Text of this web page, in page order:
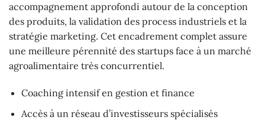
accompagnement approfondi autour de la conception
des produits, la validation des process industriels et la
stratégie marketing. Cet encadrement complet assure
une meilleure pérennité des startups face à un marché
agroalimentaire très concurrentiel.
Coaching intensif en gestion et finance
Accès à un réseau d’investisseurs spécialisés